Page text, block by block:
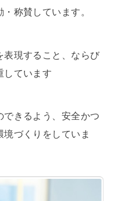
称賛しています。
表現すること、ならび
しています
きるよう、安全かつ
づくりをしていま